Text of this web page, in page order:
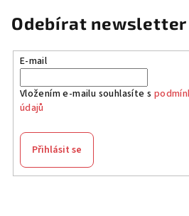
Odebírat newsletter
E-mail
Vložením e-mailu souhlasíte s
údajů
Přihlásit se